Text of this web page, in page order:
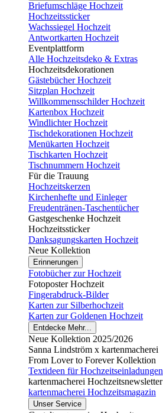
Briefumschläge Hochzeit
Hochzeitssticker
Wachssiegel Hochzeit
Antwortkarten Hochzeit
Eventplattform
Alle Hochzeitsdeko & Extras
Hochzeitsdekorationen
Gästebücher Hochzeit
Sitzplan Hochzeit
Willkommensschilder Hochzeit
Kartenbox Hochzeit
Windlichter Hochzeit
Tischdekorationen Hochzeit
Menükarten Hochzeit
Tischkarten Hochzeit
Tischnummern Hochzeit
Für die Trauung
Hochzeitskerzen
Kirchenhefte und Einleger
Freudentränen-Taschentücher
Gastgeschenke Hochzeit
Hochzeitssticker
Danksagungskarten Hochzeit
Neue Kollektion
Erinnerungen
Fotobücher zur Hochzeit
Fotoposter Hochzeit
Fingerabdruck-Bilder
Karten zur Silberhochzeit
Karten zur Goldenen Hochzeit
Entdecke Mehr...
Neue Kollektion 2025/2026
Sanna Lindström x kartenmacherei
From Lover to Forever Kollektion
Textideen für Hochzeitseinladungen
kartenmacherei Hochzeitsnewsletter
kartenmacherei Hochzeitsmagazin
Unser Service